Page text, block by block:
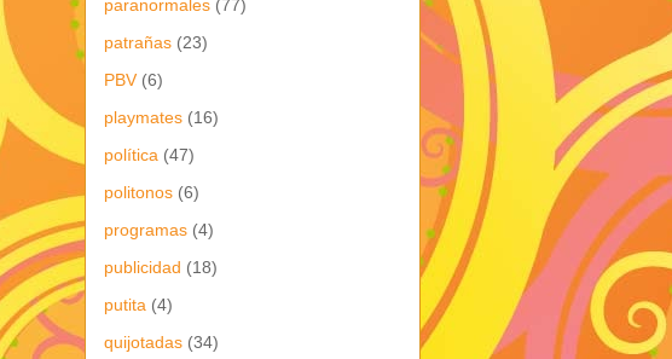
paranormales (77)
patrañas (23)
PBV (6)
playmates (16)
política (47)
politonos (6)
programas (4)
publicidad (18)
putita (4)
quijotadas (34)